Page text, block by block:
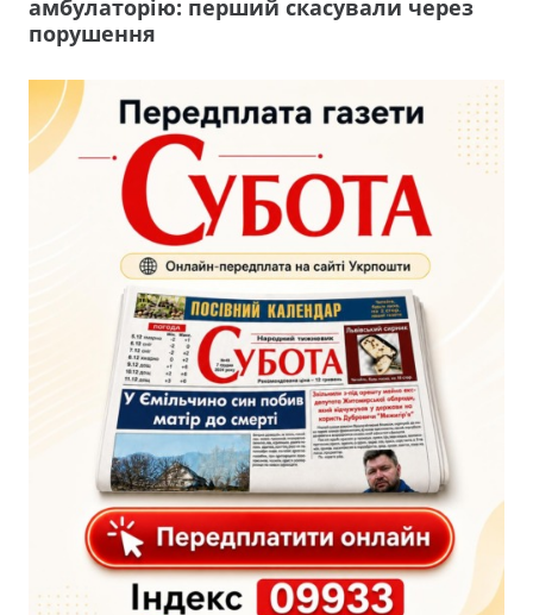
амбулаторію: перший скасували через
порушення